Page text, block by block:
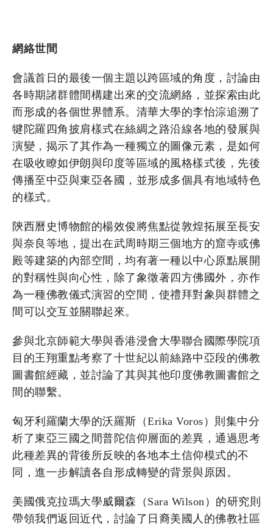
網絡世間
會議首日的最後一個主題以跨區域的角度，討論由
各時期諸群體間構建出來的交流網絡，並探索由此
而形成的各個世界體系。清華大學的李怡淙追溯了
犍陀羅四角披肩樣式在絲綢之路沿線各地的發展與
演變，揭示了其作為一種獨立的圖像元素，是如何
在吸收瞭如伊朗與印度等區域的風格樣式後，先後
傳播至中亞與東亞各國，並形成多個具有地域特色
的樣式。
陝西曆史博物館的楊效俊將焦點從敦煌拓展至長安
與奈良等地，提出在武周時期三個地方的窟寺或佛
殿等建築的內部空間，均有著一種以中心原點展開
的對稱性與向心性，除了象徵著四方佛國外，亦作
為一種佛教儀式演習的空間，使禮拜對象與群體之
間可以交互並關聯起來。
參與北京師範大學與香港浸會大學聯合國際學院項
目的王翔重點考察了十世紀以前絲路中亞段的佛教
圖書館經藏，並討論了其與其他印度佛教圖書館之
間的聯繫。
匈牙利羅蘭大學的沃羅斯（Erika Voros）則集中分
析了東亞三國之間普陀信仰層面的差異，通過思考
此種差異的背後所反映的各地本土信仰模式的不
同，進一步解讀各自形成轉變的背景與原因。
美國俄克拉瑪大學威爾森（Sara Wilson）的研究則
帶領我們返回近代，討論了日裔美國人的佛教社區